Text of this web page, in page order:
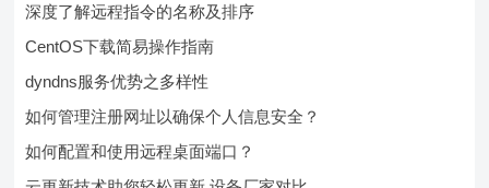
深度了解远程指令的名称及排序
CentOS下载简易操作指南
dyndns服务优势之多样性
如何管理注册网址以确保个人信息安全？
如何配置和使用远程桌面端口？